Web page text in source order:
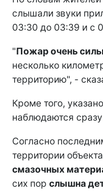
слышали звуки
03:30 до 03:39 и с
"Пожар очень
несколько
территорию", -
Кроме того,
наблюдаются сразу
Согласно
территории объекта
смазочных
сих пор слышна